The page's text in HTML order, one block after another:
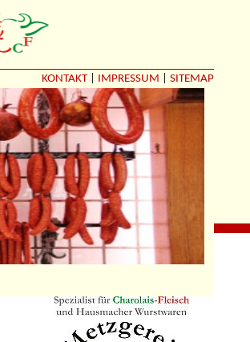
KONTAKT| IMPRESSUM SITEMAP